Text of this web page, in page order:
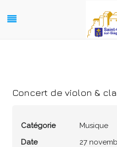
Concert de violon &
Catégorie
Musique
Date
27